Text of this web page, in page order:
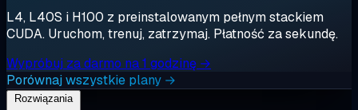
L4, L40S i H100 z preinstalowanym pełnym stackiem
CUDA. Uruchom, trenuj, zatrzymaj. Płatność za sekundę.
Wypróbuj za darmo na 1 godzinę →
Porównaj wszystkie plany →
Rozwiązania